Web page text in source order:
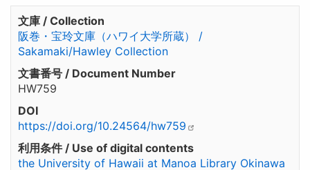
文庫 / Collection
阪巻・宝玲文庫（ハワイ大学所蔵） /
Sakamaki/Hawley Collection
文書番号 / Document Number
HW759
DOI
https://doi.org/10.24564/hw759
利用条件 / Use of digital contents
the University of Hawaii at Manoa Library Okinawa